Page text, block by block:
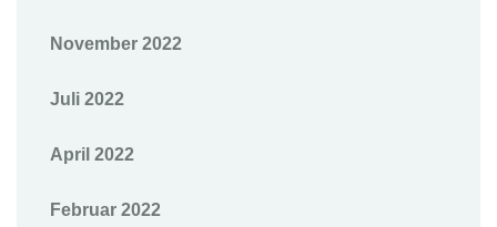
November 2022
Juli 2022
April 2022
Februar 2022